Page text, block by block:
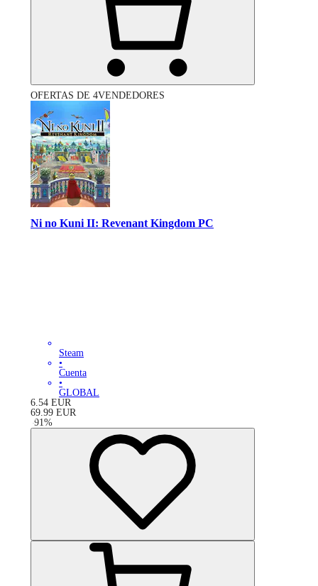
OFERTAS DE 4VENDEDORES
Ni no Kuni II: Revenant Kingdom PC
Steam
•
Cuenta
•
GLOBAL
6.54 EUR
69.99 EUR
-91%